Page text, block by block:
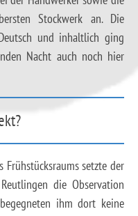
Stockwerk an. Die
und inhaltlich ging
Nacht auch noch hier
setzte der
die Observation
ihm dort keine